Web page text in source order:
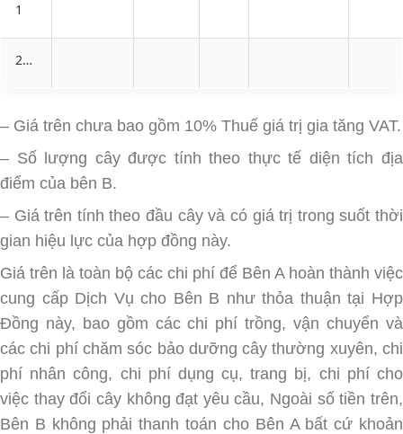
1
2…
– Giá trên chưa bao gồm 10% Thuế giá trị gia tăng VAT.
– Số lượng cây được tính theo thực tế diện tích địa
điểm của bên B.
– Giá trên tính theo đầu cây và có giá trị trong suốt thời
gian hiệu lực của hợp đồng này.
Giá trên là toàn bộ các chi phí để Bên A hoàn thành việc
cung cấp Dịch Vụ cho Bên B như thỏa thuận tại Hợp
Đồng này, bao gồm các chi phí trồng, vận chuyển và
các chi phí chăm sóc bảo dưỡng cây thường xuyên, chi
phí nhân công, chi phí dụng cụ, trang bị, chi phí cho
việc thay đổi cây không đạt yêu cầu, Ngoài số tiền trên,
Bên B không phải thanh toán cho Bên A bất cứ khoản